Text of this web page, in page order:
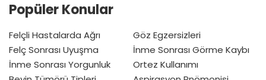
Popüler Konular
Felçli Hastalarda Ağrı
Felç Sonrası Uyuşma
İnme Sonrası Yorgunluk
Göz Egzersizleri
İnme Sonrası Görme Kaybı
Ortez Kullanımı